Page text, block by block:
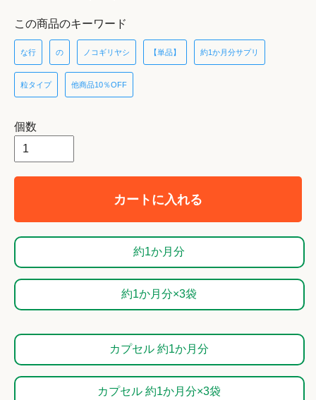
この商品のキーワード
な行 の ノコギリヤシ 【単品】 約1か月分サプリ
粒タイプ 他商品10％OFF
個数
カートに入れる
約1か月分
約1か月分×3袋
カプセル 約1か月分
カプセル 約1か月分×3袋